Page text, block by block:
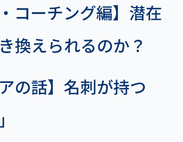
・コーチング編】潜在
換えられるのか？
の話】名刺が持つ